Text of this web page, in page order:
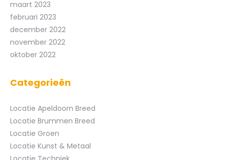
maart 2023
februari 2023
december 2022
november 2022
oktober 2022
Categorieën
Locatie Apeldoorn Breed
Locatie Brummen Breed
Locatie Groen
Locatie Kunst & Metaal